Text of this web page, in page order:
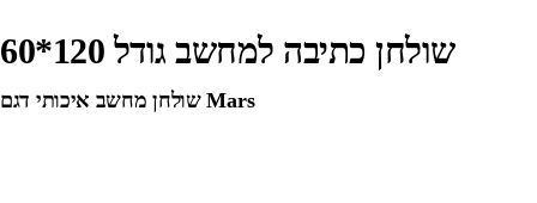
שולחן כתיבה למחשב גודל 120*60
שולחן מחשב איכותי דגם Mars